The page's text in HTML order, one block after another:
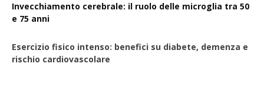
Invecchiamento cerebrale: il ruolo delle microglia tra 50
e 75 anni
Esercizio fisico intenso: benefici su diabete, demenza e
rischio cardiovascolare